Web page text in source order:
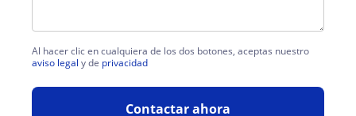
Al hacer clic en cualquiera de los dos botones, aceptas nuestro
aviso legal y de privacidad
Contactar ahora